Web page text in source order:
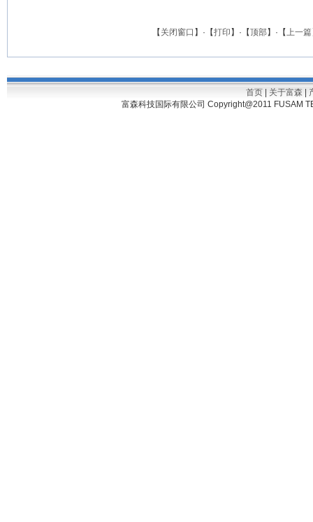
【 关闭窗口 】·【打印 】·【顶部】·【上一篇
首页 关于富森
富森科技国际有限公司 Copyright@2011 FUSAM